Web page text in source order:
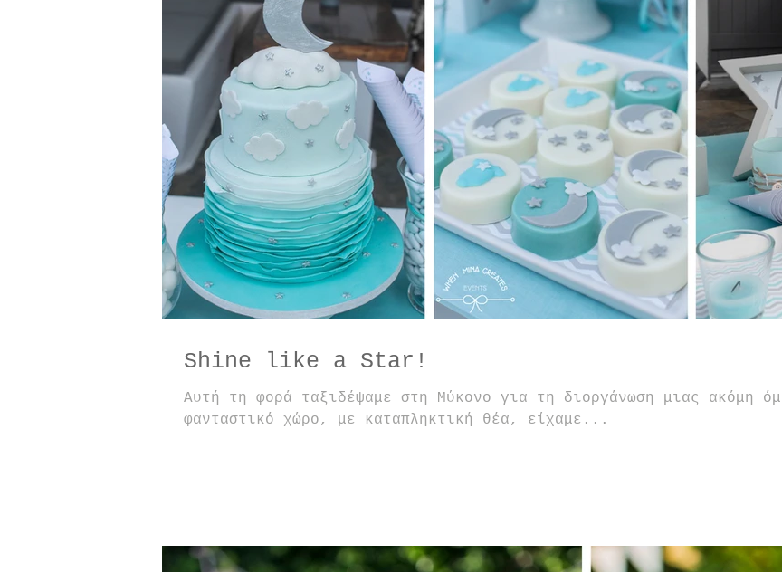
Shine like a Star!
Αυτή τη φορά ταξιδέψαμε στη Μύκονο για τη διοργάνωση μιας ακόμη
φανταστικό χώρο, με καταπληκτική θέα, είχαμε...